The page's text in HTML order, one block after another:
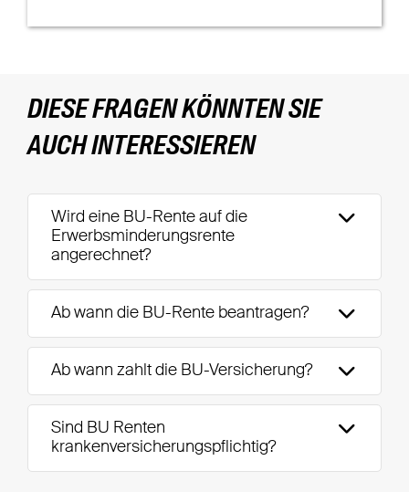
DIESE FRAGEN KÖNNTEN SIE
AUCH INTERESSIEREN
Wird eine BU-Rente auf die
Erwerbsminderungsrente
angerechnet?
Ab wann die BU-Rente beantragen?
Ab wann zahlt die BU-Versicherung?
Sind BU Renten
krankenversicherungspflichtig?